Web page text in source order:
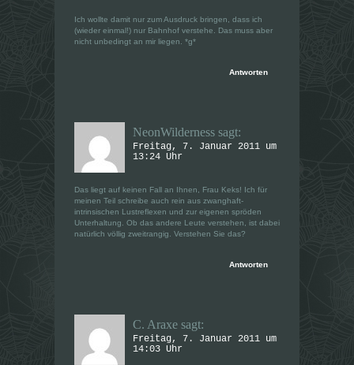
Ich wollte damit nur zum Ausdruck bringen, dass ich
(wieder einmal!) nur Bahnhof verstehe. Das muss aber
nicht unbedingt an mir liegen. *g*
Antworten
NeonWilderness sagt:
Freitag, 7. Januar 2011 um
13:24 Uhr
Das liegt auf keinen Fall an Ihnen, Frau Keks! Ich für
meinen Teil schreibe auch rein aus zwanghaft-
intrinsischen Lustreflexen und zur eigenen spröden
Unterhaltung. Ob das andere Leute verstehen, ist dabei
natürlich völlig zweitrangig. Verstehen Sie das?
Antworten
C. Araxe sagt:
Freitag, 7. Januar 2011 um
14:03 Uhr